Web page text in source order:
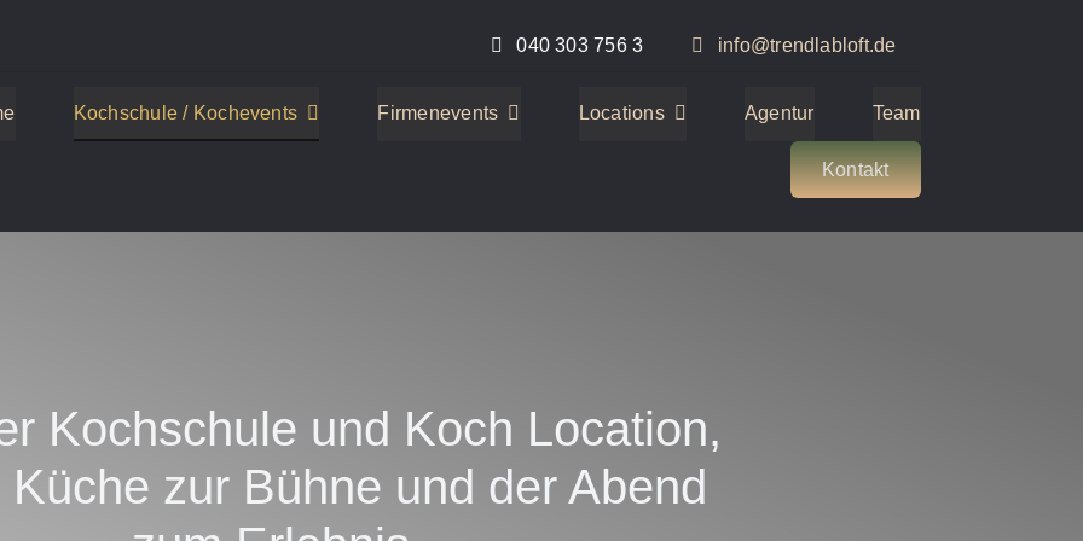
040 303 756 3 info@trendlabloft.de
Kochschule / Kochevents Firmenevents Locations Agentur Team
Kontakt
Kochschule und Koch Location,
zur Bühne und der Abend